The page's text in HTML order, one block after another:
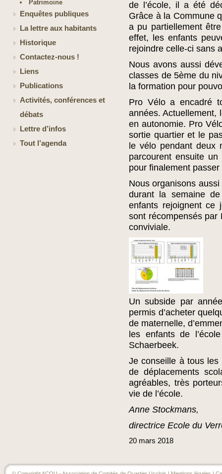
Patrimoine
Enquêtes publiques
La lettre aux habitants
Historique
Contactez-nous !
Liens
Publications
Activités, conférences et
débats
Lettre d’infos
Tout l’agenda
de l’école, il a été
Grâce à la Commune
a pu partiellement
effet, les enfants
rejoindre celle-ci sans
Nous avons aussi
classes de 5ème du
la formation pour
Pro Vélo a encadré
années. Actuellement,
en autonomie. Pro
sortie quartier et le
le vélo pendant deux
parcourent ensuite
pour finalement
Nous organisons
durant la semaine
enfants rejoignent ce
sont récompensés par
conviviale.
Un subside par
permis d’acheter
de maternelle,
les enfants de
Schaerbeek.
Je conseille à tous les
de déplacements
agréables, très
vie de l’école.
Anne Stockmans,
directrice Ecole du
20 mars 2018